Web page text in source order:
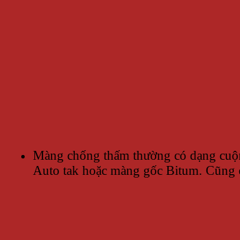
Màng chống thấm thường có dạng
Auto tak hoặc màng gốc Bitum.